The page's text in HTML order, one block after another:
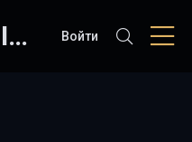
SLUSHAT-KNIGI.COM Войти